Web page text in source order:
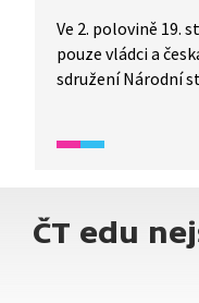
Ve 2. polovině 19.
pouze vládci a
sdružení Národní
ČT edu